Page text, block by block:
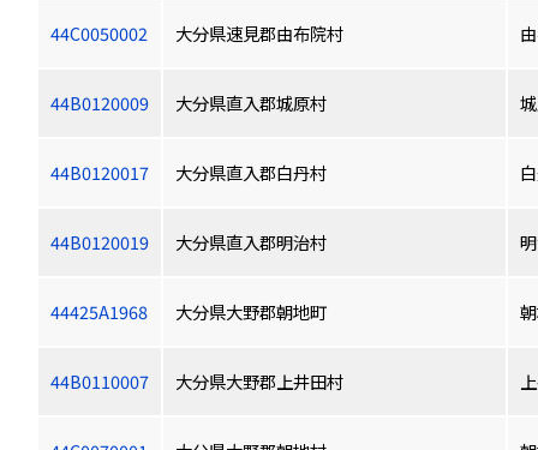
44C0050002 大分県速見郡由布院村
44B0120009 大分県直入郡城原村
44B0120017 大分県直入郡白丹村
44B0120019 大分県直入郡明治村
44425A1968 大分県大野郡朝地町
44B0110007 大分県大野郡上井田村